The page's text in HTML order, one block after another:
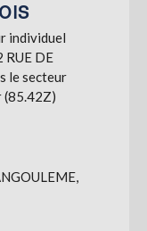
individuel
RUE DE
le secteur
(85.42Z)